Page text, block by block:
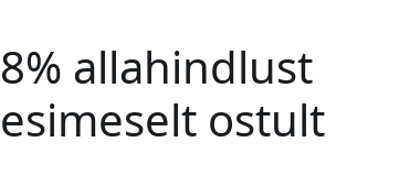
8% allahindlust
esimeselt ostult